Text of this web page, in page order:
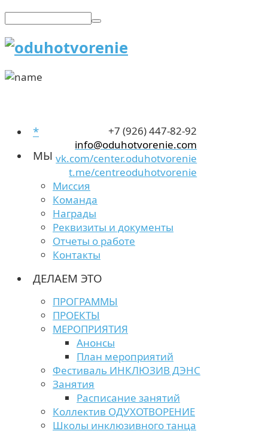
+7 (926) 447-82-92
info@oduhotvorenie.com
vk.com/center.oduhotvorenie
t.me/centreoduhotvorenie
*
МЫ
Миссия
Команда
Награды
Реквизиты и документы
Отчеты о работе
Контакты
ДЕЛАЕМ ЭТО
ПРОГРАММЫ
ПРОЕКТЫ
МЕРОПРИЯТИЯ
Анонсы
План мероприятий
Фестиваль ИНКЛЮЗИВ ДЭНС
Занятия
Расписание занятий
Коллектив ОДУХОТВОРЕНИЕ
Школы инклюзивного танца